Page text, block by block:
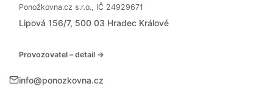
Ponožkovna.cz s.r.o., IČ 24929671
Lipová 156/7, 500 03 Hradec Králové
Provozovatel – detail →
info@ponozkovna.cz